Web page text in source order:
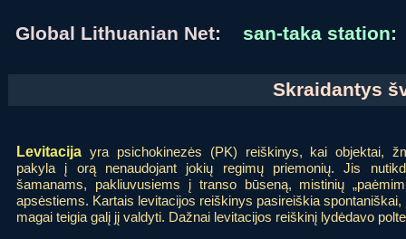
Global Lithuanian Net: san-taka station:
Skraidantys
Levitacija yra psichokinezės (PK) reiškinys, kai objektai,
pakyla į orą nenaudojant jokių regimų priemonių. Jis
šamanams, pakliuvusiems į transo būseną, mistinių
apsėstiems. Kartais levitacijos reiškinys pasireiškia spontaniškai,
magai teigia galį jį valdyti. Dažnai levitacijos reiškinį lydėdavo